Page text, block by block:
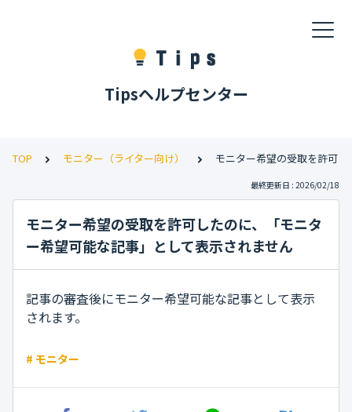
Tipsヘルプセンター
TOP モニター（ライター向け） モニター希望の受取を許可
最終更新日 : 2026/02/18
モニター希望の受取を許可したのに、「モニタ
ー希望可能な記事」として表示されません
記事の審査後にモニター希望可能な記事として表示
されます。
# モニター